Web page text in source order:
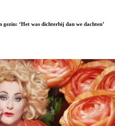
‘Het was dichterbij dan we dachten’